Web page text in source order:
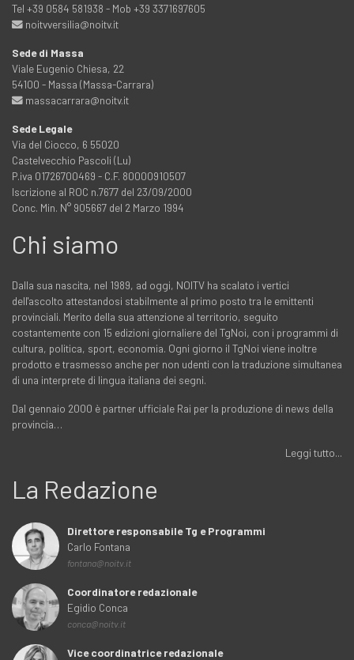
Tel +39 0584 581938 - Mob +39 3371697605
noitvversilia@noitv.it
Sede di Massa
Viale Eugenio Chiesa, 22
54100 - Massa (Massa-Carrara)
massacarrara@noitv.it
Sede Legale
Via del Ciocco, 6 55020
Castelvecchio Pascoli (Lu)
P.iva 01726700469 - C.F. 80000910507
Iscrizione al ROC n.7677 del 23/09/2000
Conc. Min. N° 905667 del 2 Marzo 1994
Chi siamo
Dalla sua nascita, nel 1989, ad oggi, NOITV ha scalato i vertici
dell'ascolto attestandosi stabilmente al primo posto tra le emittenti
provinciali. Merito della sua attenzione al territorio, seguito
costantemente con 15 edizioni giornaliere del TgNoi, con i programmi di
cultura, politica, sport, economia. Ogni giorno il TgNoi viene inoltre
prodotto e trasmesso anche per non udenti con la traduzione simultanea
di una interprete di lingua italiana dei segni.
Dal gennaio 2000 è partner ufficiale Rai per la produzione di news della
provincia…
Leggi tutto...
La Redazione
Direttore responsabile Tg e Programmi
Carlo Fontana
fontana@noitv.it
Coordinatore redazionale
Egidio Conca
conca@noitv.it
Vice coordinatrice redazionale